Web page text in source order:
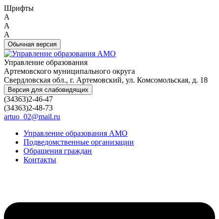
Шрифты
A
A
A
Обычная версия
Управление образования
Артемовского муниципального округа
Свердловская обл., г. Артемовский, ул. Комсомольская, д. 18
Версия для слабовидящих
(34363)2-46-47
(34363)2-48-73
artuo_02@mail.ru
Управление образования АМО
Подведомственные организации
Обращения граждан
Контакты